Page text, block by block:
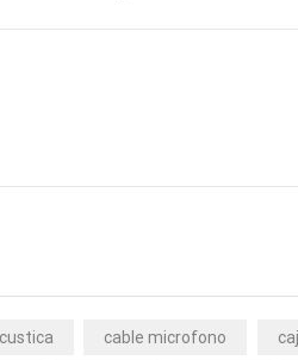
cable microfono